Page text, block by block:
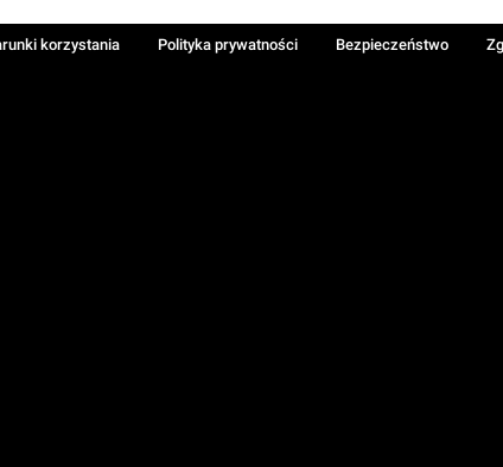
korzystania Polityka prywatności Bezpieczeństwo